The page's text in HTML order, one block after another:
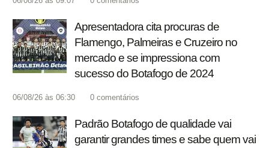
Apresentadora cita procuras de
Flamengo, Palmeiras e Cruzeiro no
mercado e se impressiona com
sucesso do Botafogo de 2024
06/08/26 às 06:30 0 comentários
Padrão Botafogo de qualidade vai
garantir grandes times e sabe quem vai